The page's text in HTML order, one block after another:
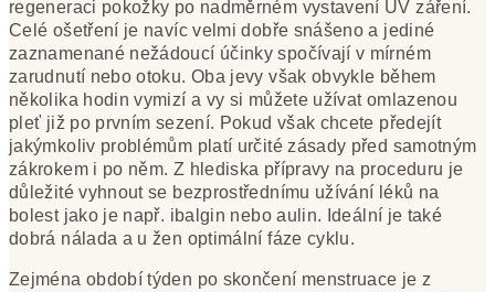
regeneraci pokožky po nadměrném vystavení UV záření.
Celé ošetření je navíc velmi dobře snášeno a jediné
zaznamenané nežádoucí účinky spočívají v mírném
zarudnutí nebo otoku. Oba jevy však obvykle během
několika hodin vymizí a vy si můžete užívat omlazenou
pleť již po prvním sezení. Pokud však chcete předejít
jakýmkoliv problémům platí určité zásady před samotným
zákrokem i po něm. Z hlediska přípravy na proceduru je
důležité vyhnout se bezprostřednímu užívání léků na
bolest jako je např. ibalgin nebo aulin. Ideální je také
dobrá nálada a u žen optimální fáze cyklu.
Zejména období týden po skončení menstruace je z